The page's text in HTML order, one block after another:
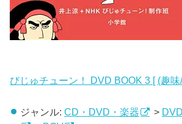
びじゅチューン！ DVD BOOK 3 [ (趣味
ジャンル: CD・DVD・楽器 > DVD